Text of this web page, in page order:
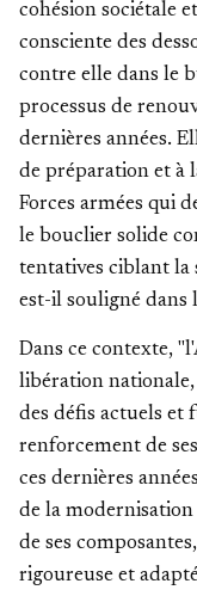
cohésion sociétale
consciente des
contre elle dans le
processus de
dernières années.
de préparation et à
Forces armées qui
le bouclier solide
tentatives ciblant la
est-il souligné dans
Dans ce contexte,
libération
des défis actuels et
renforcement de
ces dernières
de la
de ses
rigoureuse et